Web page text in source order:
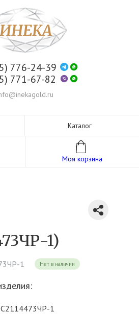
776-24-39
771-67-82
Каталог
Моя корзина
1)
1 Нет в наличии
1